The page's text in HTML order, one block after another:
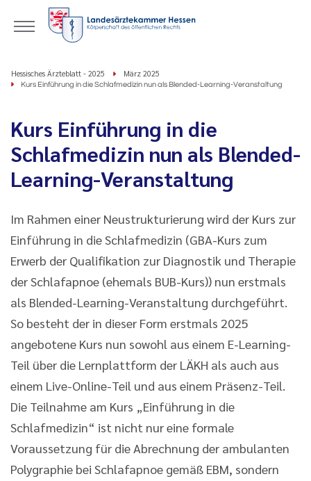
Hessisches Ärzteblatt - 2025 März 2025
Kurs Einführung in die Schlafmedizin nun als Blended-Learning-Veranstaltung
Kurs Einführung in die
Schlafmedizin nun als Blended-
Learning-Veranstaltung
Im Rahmen einer Neustrukturierung wird der Kurs zur
Einführung in die Schlafmedizin (GBA-Kurs zum
Erwerb der Qualifikation zur Diagnostik und Therapie
der Schlafapnoe (ehemals BUB-Kurs)) nun erstmals
als Blended-Learning-Veranstaltung durchgeführt.
So besteht der in dieser Form erstmals 2025
angebotene Kurs nun sowohl aus einem E-Learning-
Teil über die Lernplattform der LÄKH als auch aus
einem Live-Online-Teil und aus einem Präsenz-Teil.
Die Teilnahme am Kurs „Einführung in die
Schlafmedizin“ ist nicht nur eine formale
Voraussetzung für die Abrechnung der ambulanten
Polygraphie bei Schlafapnoe gemäß EBM, sondern